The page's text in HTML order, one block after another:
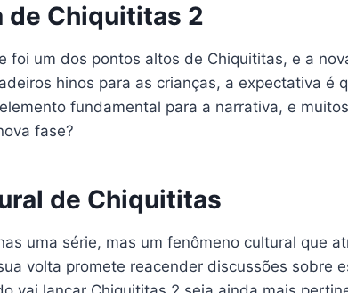
de Chiquititas 2
foi um dos pontos altos de Chiquititas, e a
hinos para as crianças, a expectativa
fundamental para a narrativa, e
fase?
de Chiquititas
uma série, mas um fenômeno cultural que
volta promete reacender discussões sobre